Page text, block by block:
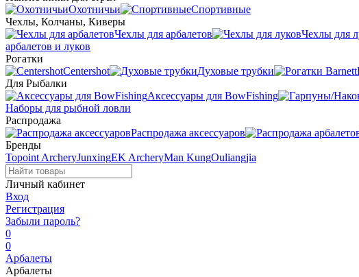
Охотничьи
Спортивные
Чехлы, Колчаны, Киверы
Чехлы для арбалетов
Чехлы для
арбалетов и луков
Рогатки
Centershot
Духовые трубки
Для Рыбалки
Аксессуары для BowFishing
Наборы для рыбной ловли
Распродажа
Распродажа аксессуаров
Бренды
Topoint ArcheryJunxingEK ArcheryMan KungOuliangjia
Личный кабинет
Вход
Регистрация
Забыли пароль?
0
0
Арбалеты
Арбалеты